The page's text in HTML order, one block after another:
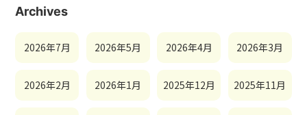
Archives
2026年7月 2026年5月 2026年4月 2026年3月
2026年2月 2026年1月 2025年12月 2025年11月